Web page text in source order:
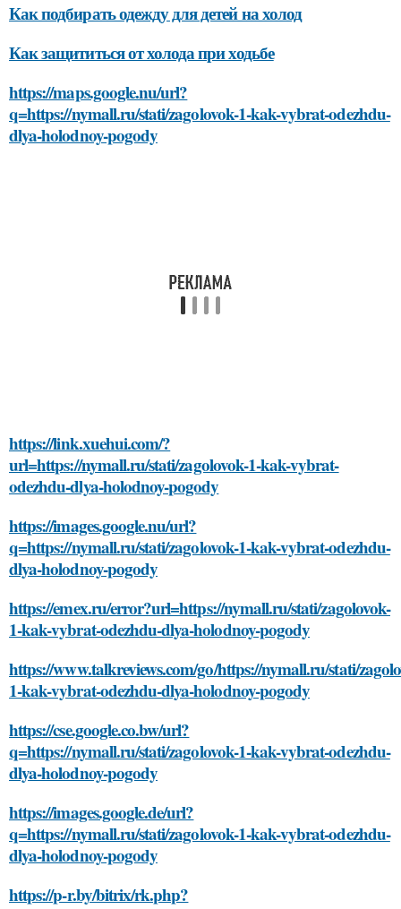
Как подбирать одежду для детей на холод
Как защититься от холода при ходьбе
https://maps.google.nu/url?
q=https://nymall.ru/stati/zagolovok-1-kak-vybrat-odezhdu-
dlya-holodnoy-pogody
https://link.xuehui.com/?
url=https://nymall.ru/stati/zagolovok-1-kak-vybrat-
odezhdu-dlya-holodnoy-pogody
https://images.google.nu/url?
q=https://nymall.ru/stati/zagolovok-1-kak-vybrat-odezhdu-
dlya-holodnoy-pogody
https://emex.ru/error?url=https://nymall.ru/stati/zagolovok-
1-kak-vybrat-odezhdu-dlya-holodnoy-pogody
https://www.talkreviews.com/go/https://nymall.ru/stati/
1-kak-vybrat-odezhdu-dlya-holodnoy-pogody
https://cse.google.co.bw/url?
q=https://nymall.ru/stati/zagolovok-1-kak-vybrat-odezhdu-
dlya-holodnoy-pogody
https://images.google.de/url?
q=https://nymall.ru/stati/zagolovok-1-kak-vybrat-odezhdu-
dlya-holodnoy-pogody
https://p-r.by/bitrix/rk.php?